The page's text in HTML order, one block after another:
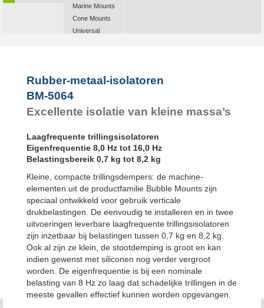
Marine Mounts
Cone Mounts
Universal
Flex Locs
Rubber-metaal-isolatoren
BM-5064
Excellente isolatie van kleine massa’s
Laagfrequente trillingsisolatoren
Eigenfrequentie 8,0 Hz tot 16,0 Hz
Belastingsbereik 0,7 kg tot 8,2 kg
Kleine, compacte trillingsdempers: de machine-
elementen uit de productfamilie Bubble Mounts zijn
speciaal ontwikkeld voor gebruik verticale
drukbelastingen. De eenvoudig te installeren en in twee
uitvoeringen leverbare laagfrequente trillingsisolatoren
zijn inzetbaar bij belastingen tussen 0,7 kg en 8,2 kg.
Ook al zijn ze klein, de stootdemping is groot en kan
indien gewenst met siliconen nog verder vergroot
worden. De eigenfrequentie is bij een nominale
belasting van 8 Hz zo laag dat schadelijke trillingen in de
meeste gevallen effectief kunnen worden opgevangen.